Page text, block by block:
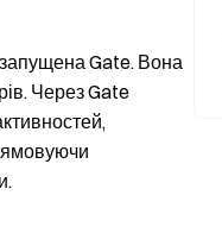
Gate. Вона
Через Gate